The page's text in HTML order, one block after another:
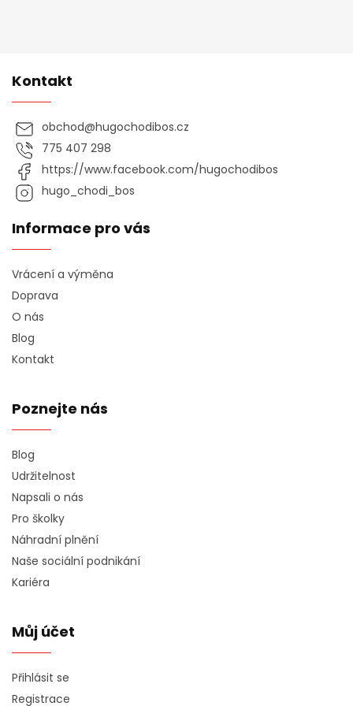
Kontakt
obchod@hugochodibos.cz
775 407 298
https://www.facebook.com/hugochodibos
hugo_chodi_bos
Informace pro vás
Vrácení a výměna
Doprava
O nás
Blog
Kontakt
Poznejte nás
Blog
Udržitelnost
Napsali o nás
Pro školky
Náhradní plnění
Naše sociální podnikání
Kariéra
Můj účet
Přihlásit se
Registrace